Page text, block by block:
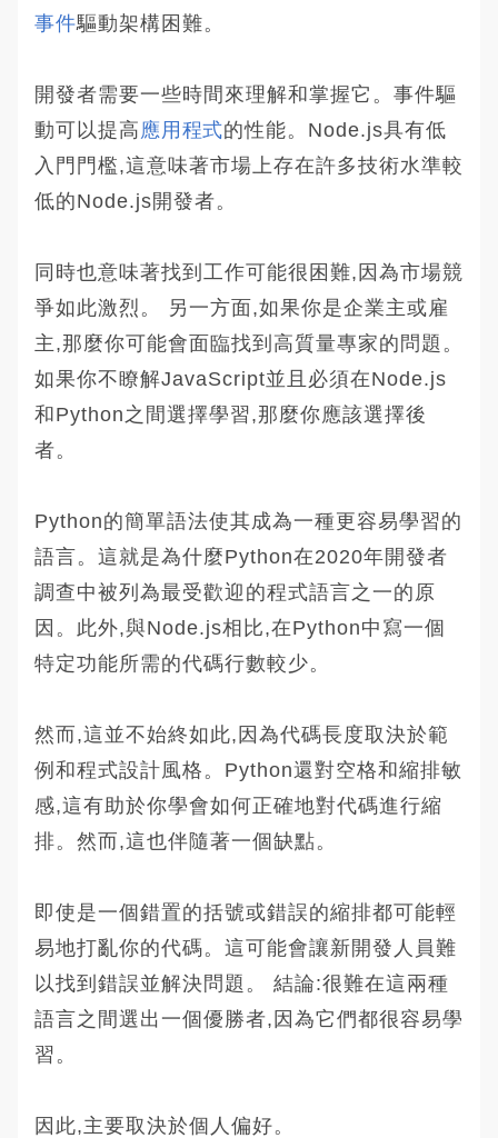
事件驅動架構困難。
開發者需要一些時間來理解和掌握它。事件驅
動可以提高 應用程式的性能。Node.js具有低
入門門檻,這意味著市場上存在許多技術水準較
低的Node.js開發者。
同時也意味著找到工作可能很困難,因為市場競
爭如此激烈。 另一方面,如果你是企業主或雇
主,那麼你可能會面臨找到高質量專家的問題。
如果你不瞭解JavaScript並且必須在Node.js
和Python之間選擇學習,那麼你應該選擇後
者。
Python的簡單語法使其成為一種更容易學習的
語言。這就是為什麼Python在2020年開發者
調查中被列為最受歡迎的程式語言之一的原
因。此外,與Node.js相比,在Python中寫一個
特定功能所需的代碼行數較少。
然而,這並不始終如此,因為代碼長度取決於範
例和程式設計風格。Python還對空格和縮排敏
感,這有助於你學會如何正確地對代碼進行縮
排。然而,這也伴隨著一個缺點。
即使是一個錯置的括號或錯誤的縮排都可能輕
易地打亂你的代碼。這可能會讓新開發人員難
以找到錯誤並解決問題。 結論:很難在這兩種
語言之間選出一個優勝者,因為它們都很容易學
習。
因此,主要取決於個人偏好。